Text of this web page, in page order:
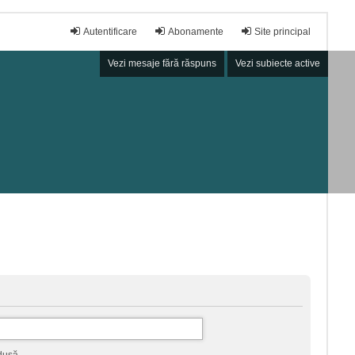
Site principal
Abonamente
Autentificare
Vezi mesaje fără răspuns Vezi subiecte active